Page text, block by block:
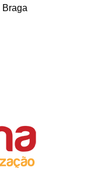
Braga